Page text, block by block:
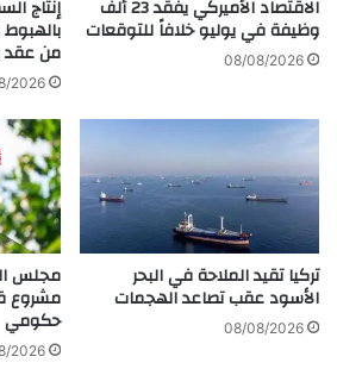
ا
ل
م
ل
ي
ص
ل
و
ق
ا
ا
ت
ا
ل
الاقتصاد الأميركي يفقد 23 ألف
وظيفة في يوليو خلافاً للتوقعات
08/08/2026
إنتاج
من عقد
2026
تركيا تقيد الملاحة في البحر
الأسود عقب تصاعد الهجمات
08/08/2026
مجلس
مشروع
حكومي
2026